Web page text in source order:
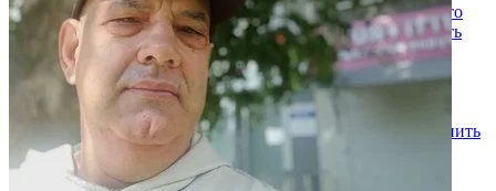
Обёртывания: шоколадное и водорослевое — это не просто
про эстетику, а про реальный уход: детокс, тонус, гладкость
кожи. Шоколадное — для удовольствия и расслабления,
водорослевое — для активной работы с объёмом и
отёчностью.
Массаж лица — бережный уход, который помогает сохранить
молодость и свежесть: снимаем напряжение с мышц,
улучшаем цвет лица и лимфодренаж.